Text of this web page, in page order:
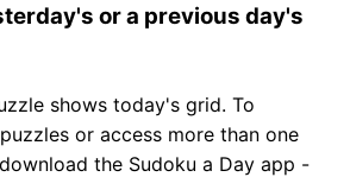
or a previous day's
shows today's grid. To
or access more than one
the Sudoku a Day app -